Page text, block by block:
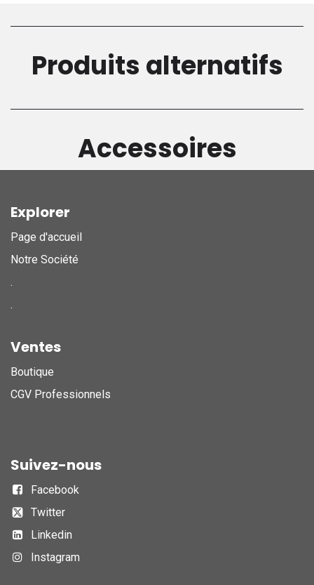
Produits alternatifs
Accessoires
Explorer
Page d'accueil
Notre Société
.
.
Ventes
Boutique
CGV Professionnels
Suivez-nous
Facebook
Twitter
Linkedin
Instagram